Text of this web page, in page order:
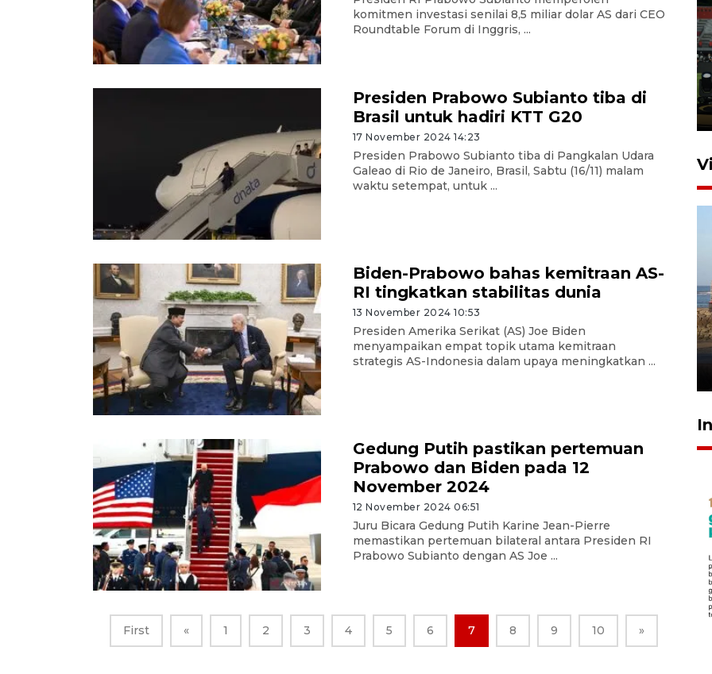
komitmen investasi senilai 8,5 miliar dolar AS dari CEO
Roundtable Forum di Inggris, ...
Presiden Prabowo Subianto tiba di
Brasil untuk hadiri KTT G20
17 November 2024 14:23
Presiden Prabowo Subianto tiba di Pangkalan Udara
Galeao di Rio de Janeiro, Brasil, Sabtu (16/11) malam
waktu setempat, untuk ...
Biden-Prabowo bahas kemitraan AS-
RI tingkatkan stabilitas dunia
13 November 2024 10:53
Presiden Amerika Serikat (AS) Joe Biden
menyampaikan empat topik utama kemitraan
strategis AS-Indonesia dalam upaya meningkatkan ...
Gedung Putih pastikan pertemuan
Prabowo dan Biden pada 12
November 2024
12 November 2024 06:51
Juru Bicara Gedung Putih Karine Jean-Pierre
memastikan pertemuan bilateral antara Presiden RI
Prabowo Subianto dengan AS Joe ...
First « 1 2 3 4 5 6 7 8 9 10 »
Tiga matra TNI unjuk
latihan di Kepri
5 Agustus 2026 16:28
Kemen LH, KKP, dan Gubernur
Bali tanam ribuan bibit
mangrove